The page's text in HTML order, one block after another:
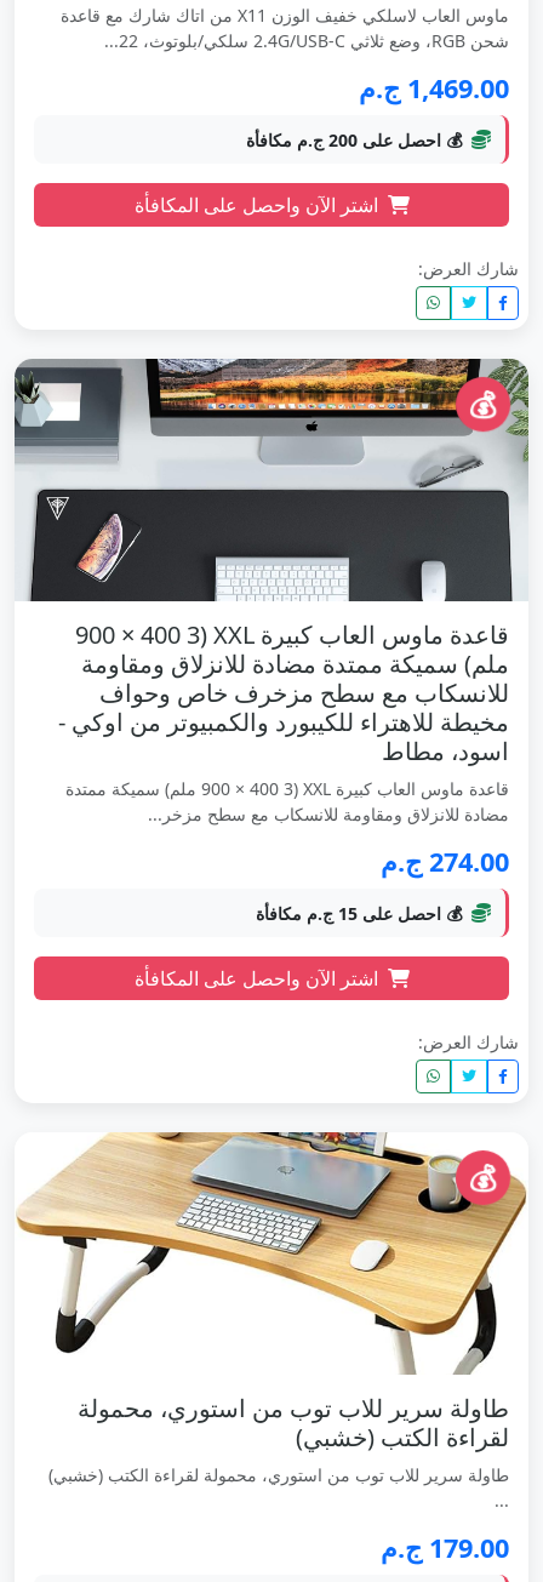
ماوس العاب لاسلكي خفيف الوزن X11 من اتاك شارك مع قاعدة
شحن RGB، وضع ثلاثي 2.4G/USB-C سلكي/بلوتوث، 22...
1,469.00 ج.م
💰 احصل على 200 ج.م مكافأة
اشتر الآن واحصل على المكافأة
شارك العرض:
💰
قاعدة ماوس العاب كبيرة XXL (900 × 400 3
ملم) سميكة ممتدة مضادة للانزلاق ومقاومة
للانسكاب مع سطح مزخرف خاص وحواف
مخيطة للاهتراء للكيبورد والكمبيوتر من اوكي -
اسود، مطاط
قاعدة ماوس العاب كبيرة XXL (900 × 400 3 ملم) سميكة ممتدة
مضادة للانزلاق ومقاومة للانسكاب مع سطح مزخر...
274.00 ج.م
💰 احصل على 15 ج.م مكافأة
اشتر الآن واحصل على المكافأة
شارك العرض:
💰
طاولة سرير للاب توب من استوري، محمولة
لقراءة الكتب (خشبي)
طاولة سرير للاب توب من استوري، محمولة لقراءة الكتب (خشبي)
...
179.00 ج.م